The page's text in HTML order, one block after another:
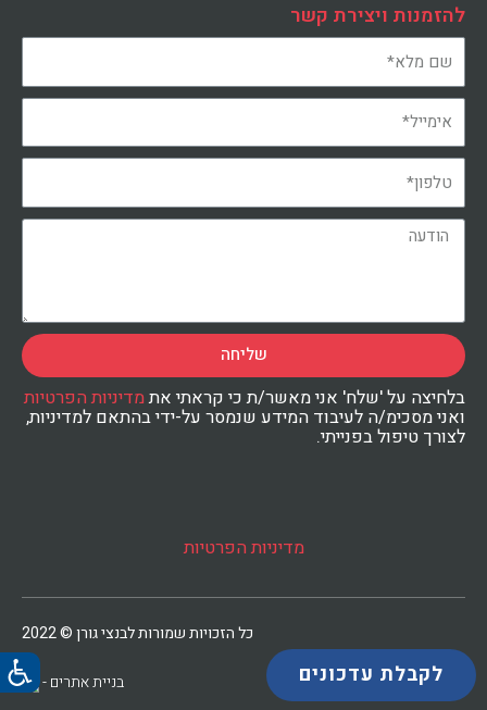
להזמנות ויצירת קשר
שליחה
בלחיצה על 'שלח' אני מאשר/ת כי קראתי אתמדיניות הפרטיות
ואני מסכימ/ה לעיבוד המידע שנמסר על-ידי בהתאם למדיניות,
לצורך טיפול בפנייתי.
מדיניות הפרטיות
כל הזכויות שמורות לבנצי גורן © 2022
בניית אתרים - לקבלת עדכונים